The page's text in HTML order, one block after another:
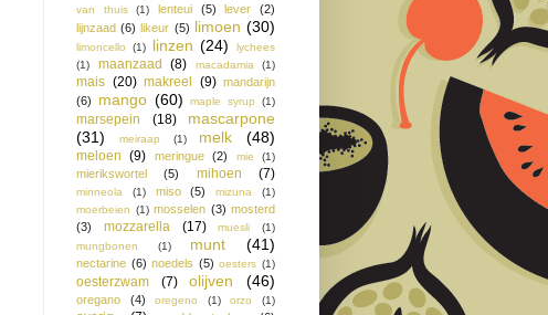
van thuis
(1) lenteui (5) lever
(2)
lijnzaad (6) likeur (5) limoen (30)
limoncello (1) linzen (24)
lychees
(1)
maanzaad (8) macadamia (1)
mais (20) makreel (9) mandarijn
(6)
mango (60) maple syrup (1)
marsepein (18)
mascarpone
(31)
meiraap (1) melk (48)
meloen (9) meringue (2) mie (1)
mierikswortel (5) mihoen (7)
minneola (1) miso (5) mizuna
(1)
moerbeien (1) mosselen (3) mosterd
(3)
mozzarella (17) muesli
(1)
mungbonen
(1) munt (41)
nectarine (6) noedels (5) oesters (1)
oesterzwam (7) olijven (46)
oregano (4) oregeno (1) orzo (1)